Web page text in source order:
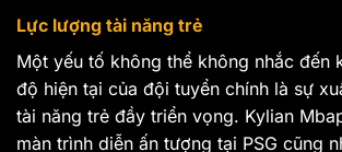
Lực lượng tài năng trẻ
Một yếu tố không thể không nhắc đến
độ hiện tại của đội tuyển chính là sự
tài năng trẻ đầy triển vọng. Kylian
màn trình diễn ấn tượng tại PSG cũng